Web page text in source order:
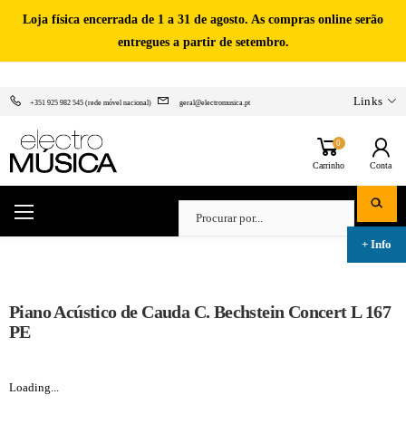
Loja física encerrada de 1 a 31 de agosto. As compras online serão
entregues a partir de setembro.
+351 925 982 545 (rede móvel nacional) geral@electromusica.pt Links
0
Carrinho Conta
Piano Acústico de Cauda C. Bechstein Concert L 167
PE
Loading...